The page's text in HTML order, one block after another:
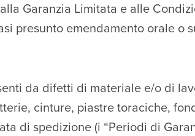
Garanzia Limitata e alle
presunto emendamento orale o
da difetti di materiale e/o di
cinture, piastre toraciche,
di spedizione (i “Periodi di